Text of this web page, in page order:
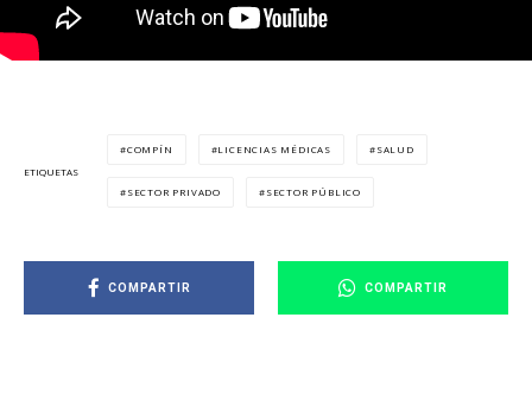
ETIQUETAS
COMPÍN LICENCIAS MÉDICAS SALUD
SECTOR PRIVADO SECTOR PÚBLICO
COMPARTIR COMPARTIR